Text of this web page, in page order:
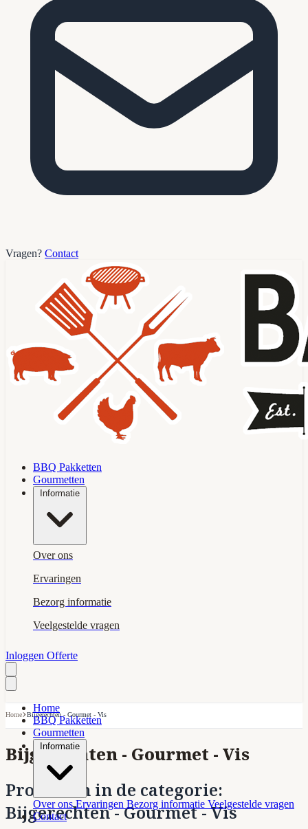
Vragen? Contact
BBQ Pakketten
Gourmetten
Informatie
Over ons
Ervaringen
Bezorg informatie
Veelgestelde vragen
Inloggen Offerte
Home
BBQ Pakketten
Gourmetten
Informatie
Over onsErvaringen Bezorg informatie Veelgestelde vragen
Contact
Home›Bijgerechten - Gourmet - Vis
Bijgerechten - Gourmet - Vis
Producten in de categorie:
Bijgerechten - Gourmet - Vis